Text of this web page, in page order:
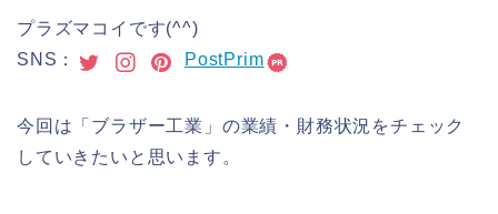
プラズマコイです(^^)
SNS：
PostPrim
今回は「ブラザー工業」の業績・財務状況をチェック
していきたいと思います。